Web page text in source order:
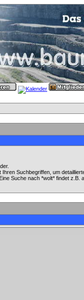
Suchbegriffen, um
Suche nach *wolt* findet z.B.